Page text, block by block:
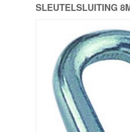
SLEUTELSLUITING